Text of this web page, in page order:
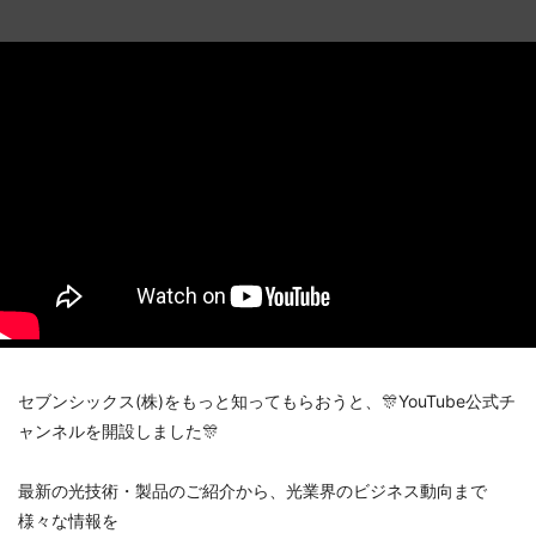
セブンシックス(株)をもっと知ってもらおうと、🎊YouTube公式チ
ャンネルを開設しました🎊
最新の光技術・製品のご紹介から、光業界のビジネス動向まで
様々な情報を